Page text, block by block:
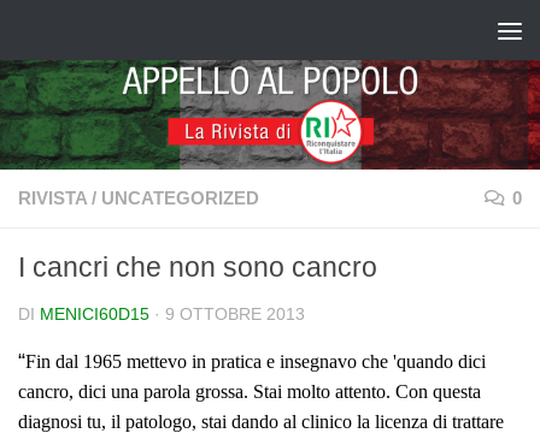
RIVISTA / UNCATEGORIZED 0
I cancri che non sono cancro
DI MENICI60D15 · 9 OTTOBRE 2013
“Fin dal 1965 mettevo in pratica e insegnavo che 'quando dici
cancro, dici una parola grossa. Stai molto attento. Con questa
diagnosi tu, il patologo, stai dando al clinico la licenza di trattare